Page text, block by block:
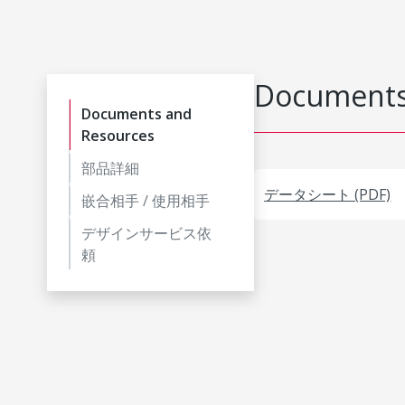
Documents and
Resources
部品詳細
嵌合相手 / 使用相手
デザインサービス依
頼
データシート (PDF)